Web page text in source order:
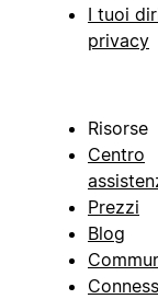
I tuoi
privacy
Risorse
Centro
Prezzi
Blog